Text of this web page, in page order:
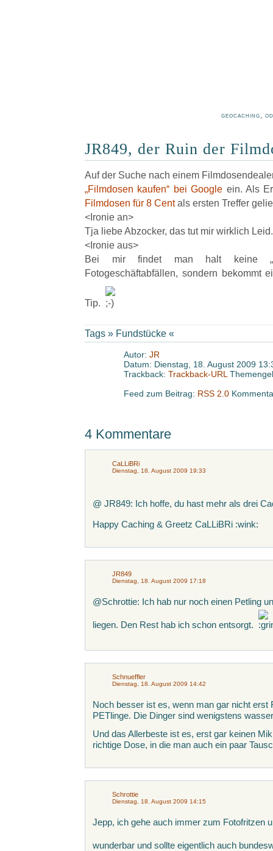
geocaching,
JR849, der Ruin der
Auf der Suche nach einem
„Filmdosen kaufen“ bei Google ein. Als
Filmdosen für 8 Centals ersten Treffer
<Ironie an>
Tja liebe Abzocker, das tut mir wirklich Leid.
<Ironie aus>
Bei mir findet man halt keine
Fotogeschäftabfällen, sondern bekommt
Tip.
Tags » Fundstücke «
Autor: JR
Datum: Dienstag, 18. August 2009
Trackback: Trackback-URL
Feed zum Beitrag: RSS 2.0
4 Kommentare
CaLLiBRi
Dienstag, 18. August 2009 19:33
@ JR849: Ich hoffe, du hast mehr als drei
Happy Caching & Greetz CaLLiBRi :wink:
JR849
Dienstag, 18. August 2009 17:18
@Schrottie: Ich hab nur noch einen Petling
liegen. Den Rest hab ich schon entsorgt.
Schnueffler
Dienstag, 18. August 2009 14:42
Noch besser ist es, wenn man gar nicht erst
PETlinge. Die Dinger sind wenigstens
Und das Allerbeste ist es, erst gar keinen
richtige Dose, in die man auch ein paar
Schrottie
Dienstag, 18. August 2009 14:15
Jepp, ich gehe auch immer zum Fotofritzen
wunderbar und sollte eigentlich auch